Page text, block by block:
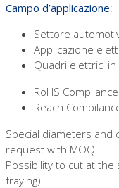
Campo d’applicazione:
Settore
Applicazione
Quadri elettrici
RoHS Compilance
Reach
Special diameters and
request with MOQ.
Possibility to cut at
fraying)